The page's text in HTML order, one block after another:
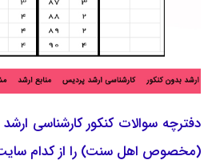
دفترچه سوالات کنکور کارشناسی
(مخصوص اهل سنت) را از کدام سایت